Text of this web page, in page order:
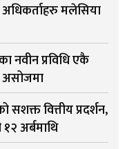
मलेसिया
नवीन प्रविधि एकै
असोजमा
वित्तीय प्रदर्शन,
अर्बमाथि